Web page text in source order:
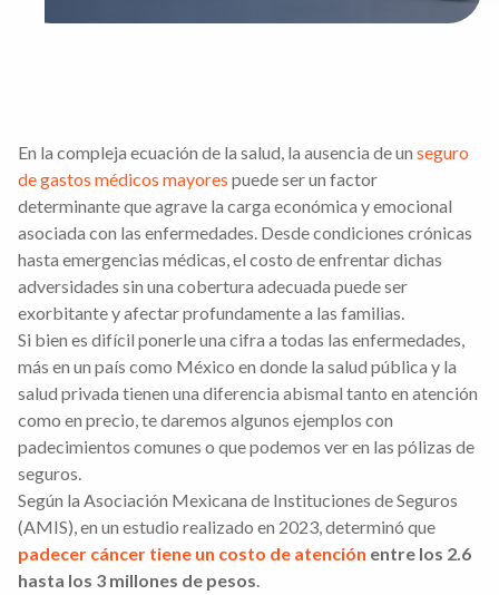
En la compleja ecuación de la salud, la ausencia de un seguro
de gastos médicos mayores puede ser un factor
determinante que agrave la carga económica y emocional
asociada con las enfermedades. Desde condiciones crónicas
hasta emergencias médicas, el costo de enfrentar dichas
adversidades sin una cobertura adecuada puede ser
exorbitante y afectar profundamente a las familias.
Si bien es difícil ponerle una cifra a todas las enfermedades,
más en un país como México en donde la salud pública y la
salud privada tienen una diferencia abismal tanto en atención
como en precio, te daremos algunos ejemplos con
padecimientos comunes o que podemos ver en las pólizas de
seguros.
Según la Asociación Mexicana de Instituciones de Seguros
(AMIS), en un estudio realizado en 2023, determinó que
padecer cáncer tiene un costo de atención entre los 2.6
hasta los 3 millones de pesos.